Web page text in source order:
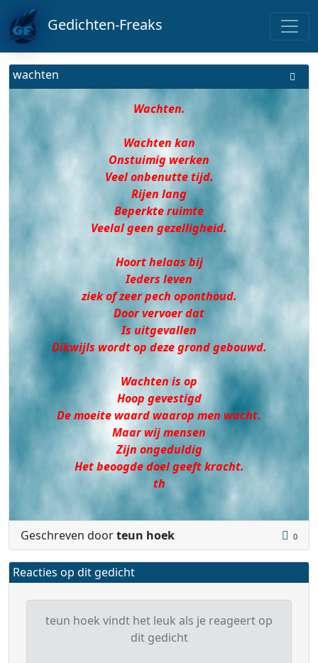
Gedichten-Freaks
wachten
Wachten.
Wachten kan
Onstuimig werken
Veel onbenutte tijd.
Rijen lang
Beperkte ruimte
Veelal geen gezelligheid.
Hoort helaas bij
Ieders leven
ziek of zeer pech oponthoud.
Door vervoer dat
Is uitgevallen
Dikwijls wordt op deze grond gebouwd.
Wachten is op
Hoop gevestigd
De moeite waard waarop men wacht.
Maar wij mensen
Zijn ongeduldig
Het beoogde doel geeft kracht.
th
Geschreven doorteun hoek 0
Reacties op dit gedicht
teun hoek vindt het leuk als je reageert op
dit gedicht